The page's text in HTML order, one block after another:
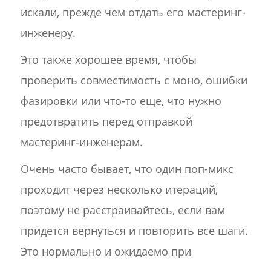
искали, прежде чем отдать его мастеринг-
инженеру.
Это также хорошее время, чтобы
проверить совместимость с моно, ошибки
фазировки или что-то еще, что нужно
предотвратить перед отправкой
мастеринг-инженерам.
Очень часто бывает, что один поп-микс
проходит через несколько итераций,
поэтому не расстраивайтесь, если вам
придется вернуться и повторить все шаги.
Это нормально и ожидаемо при